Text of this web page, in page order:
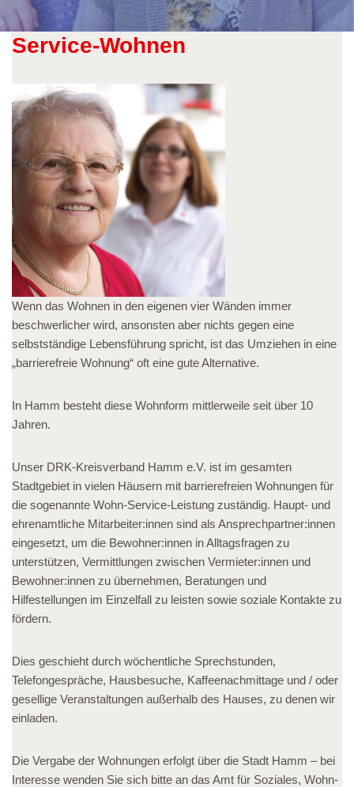
Service-Wohnen
Wenn das Wohnen in den eigenen vier Wänden immer
beschwerlicher wird, ansonsten aber nichts gegen eine
selbstständige Lebensführung spricht, ist das Umziehen in eine
„barrierefreie Wohnung“ oft eine gute Alternative.
In Hamm besteht diese Wohnform mittlerweile seit über 10
Jahren.
Unser DRK-Kreisverband Hamm e.V. ist im gesamten
Stadtgebiet in vielen Häusern mit barrierefreien Wohnungen für
die sogenannte Wohn-Service-Leistung zuständig. Haupt- und
ehrenamtliche Mitarbeiter:innen sind als Ansprechpartner:innen
eingesetzt, um die Bewohner:innen in Alltagsfragen zu
unterstützen, Vermittlungen zwischen Vermieter:innen und
Bewohner:innen zu übernehmen, Beratungen und
Hilfestellungen im Einzelfall zu leisten sowie soziale Kontakte zu
fördern.
Dies geschieht durch wöchentliche Sprechstunden,
Telefongespräche, Hausbesuche, Kaffeenachmittage und / oder
gesellige Veranstaltungen außerhalb des Hauses, zu denen wir
einladen.
Die Vergabe der Wohnungen erfolgt über die Stadt Hamm – bei
Interesse wenden Sie sich bitte an das Amt für Soziales, Wohn-